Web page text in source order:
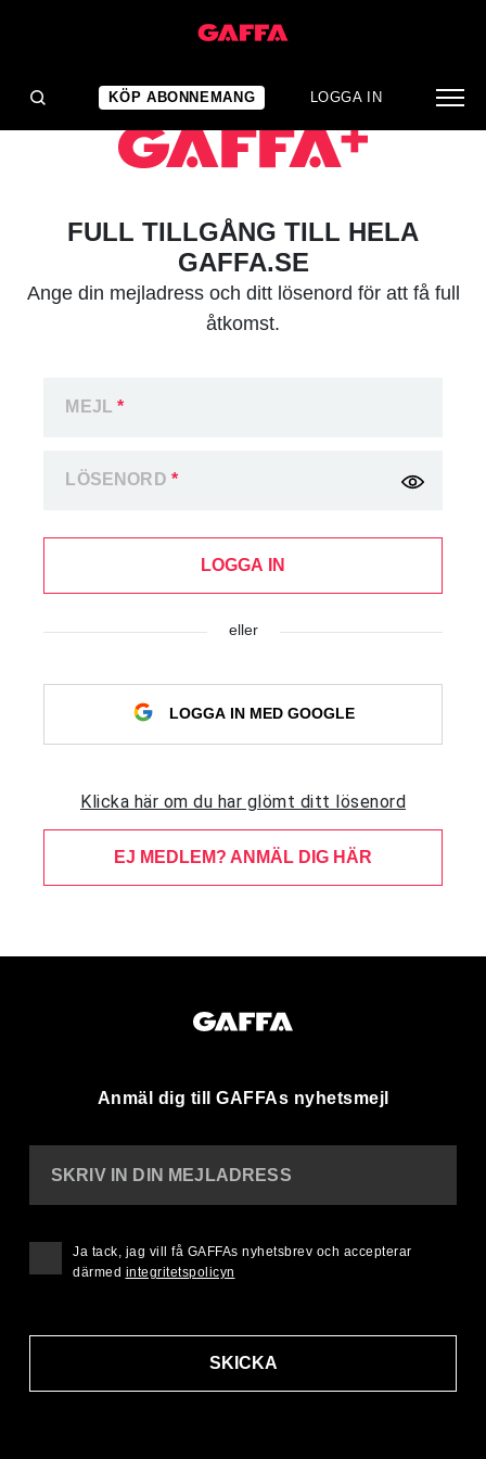
KÖP ABONNEMANG LOGGA IN
FULL TILLGÅNG TILL HELA
GAFFA.SE
Ange din mejladress och ditt lösenord för att få full
åtkomst.
MEJL*
LÖSENORD *
LOGGA IN
eller
LOGGA IN MED GOOGLE
Klicka här om du har glömt ditt lösenord
EJ MEDLEM? ANMÄL DIG HÄR
Anmäl dig till GAFFAs nyhetsmejl
SKRIV IN DIN MEJLADRESS
SKICKA
Ja tack, jag vill få GAFFAs nyhetsbrev och accepterar
därmed integritetspolicyn